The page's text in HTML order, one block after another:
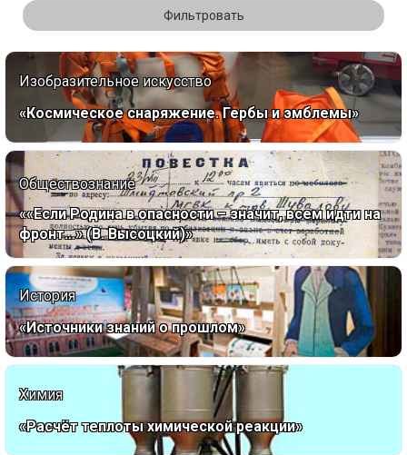
Фильтровать
Изобразительное искусство
«Космическое снаряжение. Гербы и эмблемы»
Обществознание
««Если Родина в опасности – значит, всем идти на
фронт…» (В. Высоцкий)»
История
«Источники знаний о прошлом»
Химия
«Расчёт теплоты химической реакции»